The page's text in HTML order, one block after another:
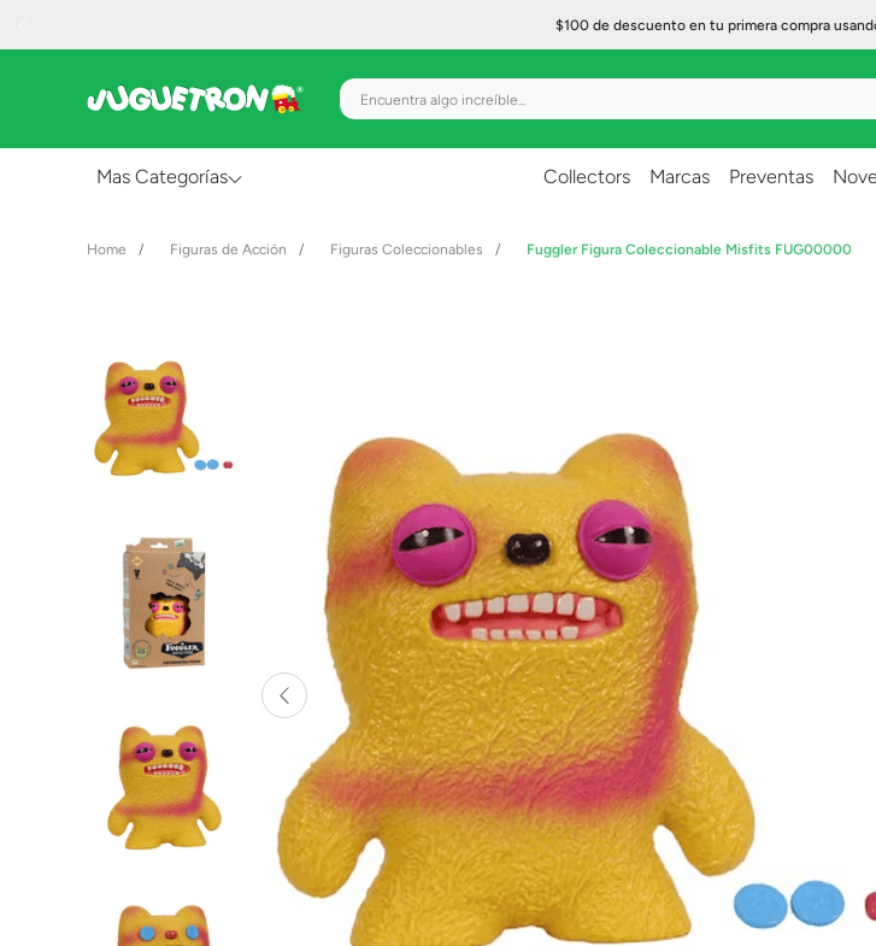
$100 de descuento en tu primera compra
Encuentra algo increíble...
Mas Categorías
Creatividad y Arte
Figuras de Acción
Gadgets y Electrónicos
Lanzadores
Muñecas
Construcción
Vehículos y Pistas
Collectors Marcas Preventas
Figuras de Acción Figuras Coleccionables Fuggler Figura Coleccionable Misfits FUG00000